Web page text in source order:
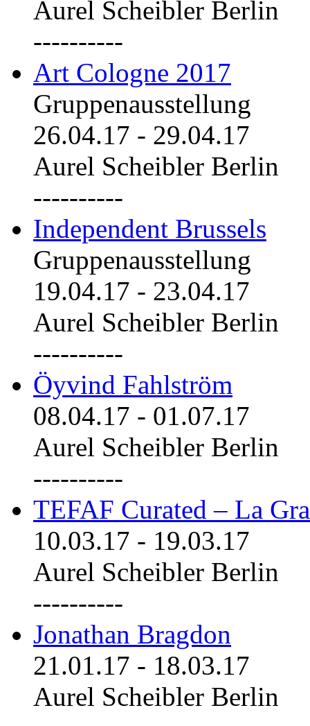
Aurel Scheibler Berlin
----------
Art Cologne 2017
Gruppenausstellung
26.04.17 - 29.04.17
Aurel Scheibler Berlin
----------
Independent Brussels
Gruppenausstellung
19.04.17 - 23.04.17
Aurel Scheibler Berlin
----------
Öyvind Fahlström
08.04.17 - 01.07.17
Aurel Scheibler Berlin
----------
TEFAF Curated – La
10.03.17 - 19.03.17
Aurel Scheibler Berlin
----------
Jonathan Bragdon
21.01.17 - 18.03.17
Aurel Scheibler Berlin